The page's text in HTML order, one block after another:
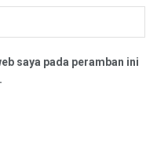
saya pada peramban ini